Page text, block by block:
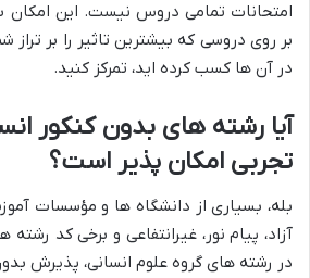
امتحانات تمامی دروس نیست. این امکان
بر روی دروسی که بیشترین تاثیر را بر تراز
در آن ها کسب کرده اید، تمرکز کنید.
آیا رشته های بدون کنکور
تجربی امکان پذیر است؟
بله، بسیاری از دانشگاه ها و مؤسسات
آزاد، پیام نور، غیرانتفاعی و برخی کد
در رشته های گروه علوم انسانی، پذیرش